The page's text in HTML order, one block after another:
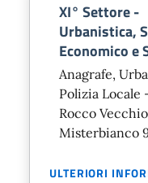
XI° Settore -
Urbanistica,
Economico e
Anagrafe,
Polizia Locale
Rocco
Misterbianco
ULTERIORI